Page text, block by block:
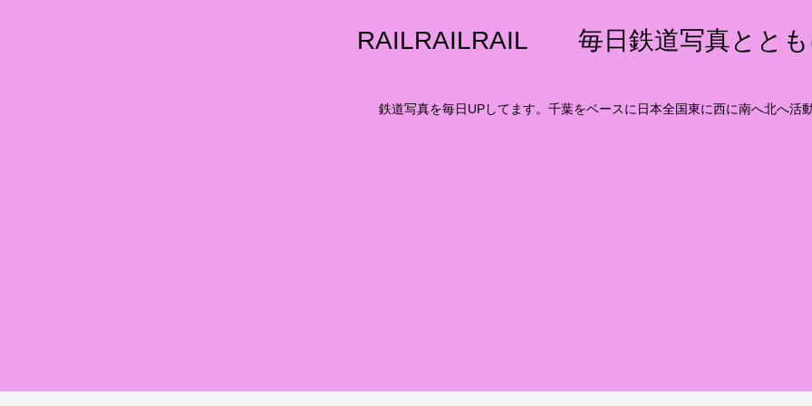
RAILRAILRAIL 毎日鉄道写真ととも
鉄道写真を毎日UPしてます。千葉をベースに日本全国東に西に南へ北へ活